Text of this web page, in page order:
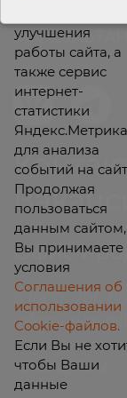
Офис
г.
помещ. 302
улучшения
работы сайта, а
также сервис
интернет-
статистики
Яндекс.Метрика
для анализа
событий на
Продолжая
пользоваться
данным сайтом,
Вы принимаете
условия
Соглашения об
использовании
Cookie-файлов.
Если Вы не
чтобы Ваши
данные